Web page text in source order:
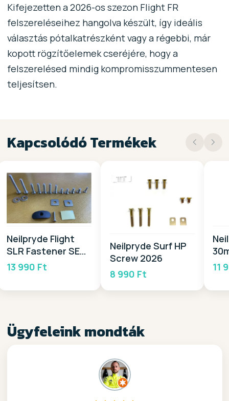
Kifejezetten a 2026-os szezon Flight FR
felszereléseihez hangolva készült, így ideális
választás pótalkatrészként vagy a régebbi, már
kopott rögzítőelemek cseréjére, hogy a
felszerelésed mindig kompromisszummentesen
teljesítsen.
Kapcsolódó Termékek
Neilpryde Flight
SLR Fastener SET
2026
13 990 Ft
Neilpryde Surf HP
Screw 2026
8 990 Ft
11
Ügyfeleink mondták